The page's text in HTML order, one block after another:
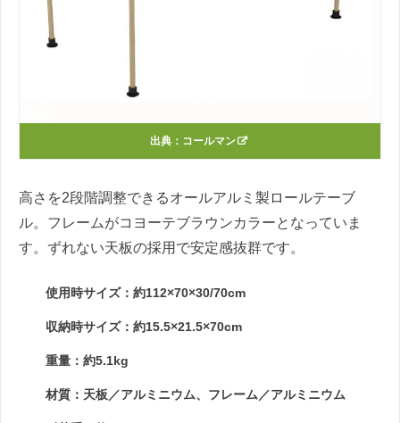
出典： コールマン
高さを2段階調整できるオールアルミ製ロールテーブ
ル。フレームがコヨーテブラウンカラーとなっていま
す。ずれない天板の採用で安定感抜群です。
使用時サイズ：約112×70×30/70cm
収納時サイズ：約15.5×21.5×70cm
重量：約5.1kg
材質：天板／アルミニウム、フレーム／アルミニウム